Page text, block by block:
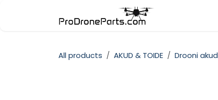
All products AKUD & TOIDE Drooni akud